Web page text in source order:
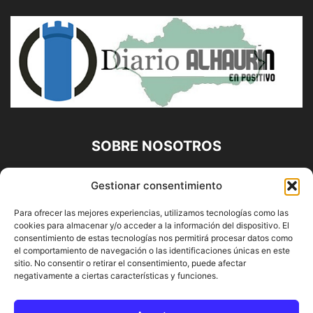
Gestionar consentimiento
Para ofrecer las mejores experiencias, utilizamos tecnologías como las
cookies para almacenar y/o acceder a la información del dispositivo. El
consentimiento de estas tecnologías nos permitirá procesar datos como
el comportamiento de navegación o las identificaciones únicas en este
sitio. No consentir o retirar el consentimiento, puede afectar
negativamente a ciertas características y funciones.
SOBRE NOSOTROS
Diario Alhaurín (www.alhaurindelatorre.com) Propiedad de
Francisco E. López López | 639 95 71 95 | Noticias de
Alhaurín de la Torre, Málaga y Provincia|
Contáctanos:info@alhaurindelatorre.com
SÍGUENOS